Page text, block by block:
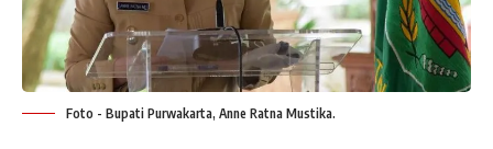
Foto - Bupati Purwakarta, Anne Ratna Mustika.